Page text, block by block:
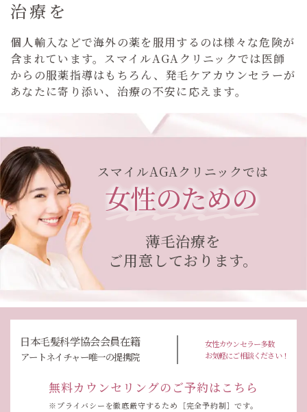
治療を
個人輸入などで海外の薬を服用するのは様々な危険が
含まれています。スマイルAGAクリニックでは医師
からの服薬指導はもちろん、発毛ケアカウンセラーが
あなたに寄り添い、治療の不安に応えます。
スマイルAGAクリニックでは
女性のための
薄毛治療を
ご用意しております。
日本毛髪科学協会会員在籍
アートネイチャー唯一の提携院
女性カウンセラー多数
お気軽にご相談ください！
無料カウンセリングのご予約はこちら
※プライバシーを徹底厳守するため［完全予約制］です。